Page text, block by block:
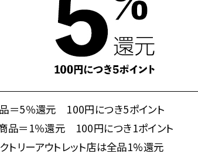
＝5％還元 100円につき5ポイント
品＝1％還元 100円につき1ポイント
トリーアウトレット店は全品1%還元